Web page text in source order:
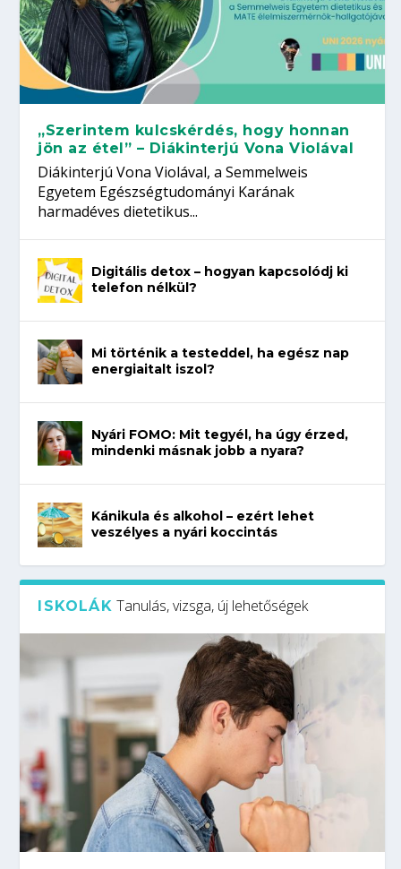
„Szerintem kulcskérdés, hogy honnan
jön az étel” – Diákinterjú Vona Violával
Diákinterjú Vona Violával, a Semmelweis
Egyetem Egészségtudományi Karának
harmadéves dietetikus...
Digitális detox – hogyan kapcsolódj ki
telefon nélkül?
Mi történik a testeddel, ha egész nap
energiaitalt iszol?
Nyári FOMO: Mit tegyél, ha úgy érzed,
mindenki másnak jobb a nyara?
Kánikula és alkohol – ezért lehet
veszélyes a nyári koccintás
ISKOLÁK Tanulás, vizsga, új lehetőségek